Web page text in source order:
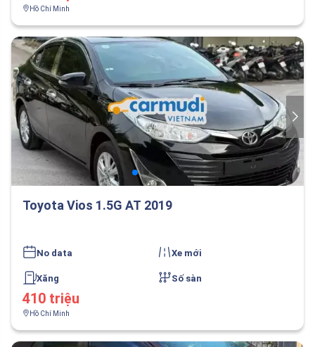
Hồ Chí Minh
Toyota Vios 1.5G AT 2019
No data Xe mới
Xăng Số sàn
410 triệu
Hồ Chí Minh